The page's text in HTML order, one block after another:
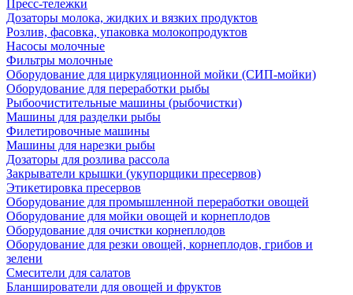
Пресс-тележки
Дозаторы молока, жидких и вязких продуктов
Розлив, фасовка, упаковка молокопродуктов
Насосы молочные
Фильтры молочные
Оборудование для циркуляционной мойки (СИП-мойки)
Оборудование для переработки рыбы
Рыбоочистительные машины (рыбочистки)
Машины для разделки рыбы
Филетировочные машины
Машины для нарезки рыбы
Дозаторы для розлива рассола
Закрыватели крышки (укупорщики пресервов)
Этикетировка пресервов
Оборудование для промышленной переработки овощей
Оборудование для мойки овощей и корнеплодов
Оборудование для очистки корнеплодов
Оборудование для резки овощей, корнеплодов, грибов и
зелени
Смесители для салатов
Бланширователи для овощей и фруктов